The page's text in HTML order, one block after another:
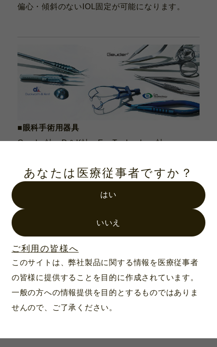
あなたは医療従事者ですか？
はい
いいえ
ご利用の皆様へ
このサイトは、弊社製品に関する情報を医療従事者
の皆様に提供することを目的に作成されています。
一般の方への情報提供を目的とするものではありま
せんので、ご了承ください。
偏心・傾斜のないIOL固定が可能になります。
■眼科手術用器具
Geuder社、D＆K社、EyeTechnology社
たデザインが特徴です。実際に手に取ってご覧い
ぜひ展示会場でご体感ください。
View all